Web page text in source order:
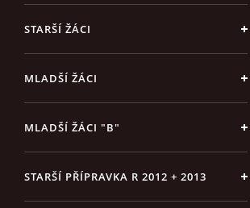
STARŠÍ ŽÁCI
MLADŠÍ ŽÁCI
MLADŠÍ ŽÁCI "B"
STARŠÍ PŘÍPRAVKA R 2012 + 2013